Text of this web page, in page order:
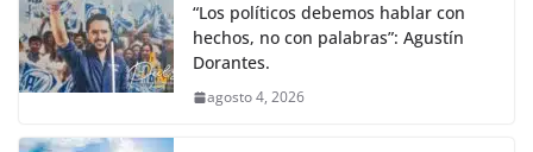
“Los políticos debemos hablar con
hechos, no con palabras”: Agustín
Dorantes.
agosto 4, 2026